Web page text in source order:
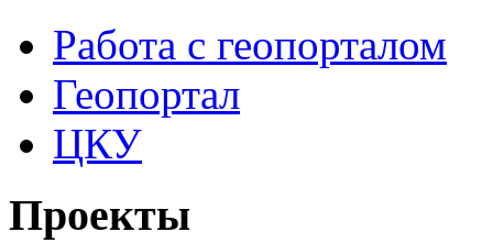
Работа с геопорталом
Геопортал
ЦКУ
Проекты